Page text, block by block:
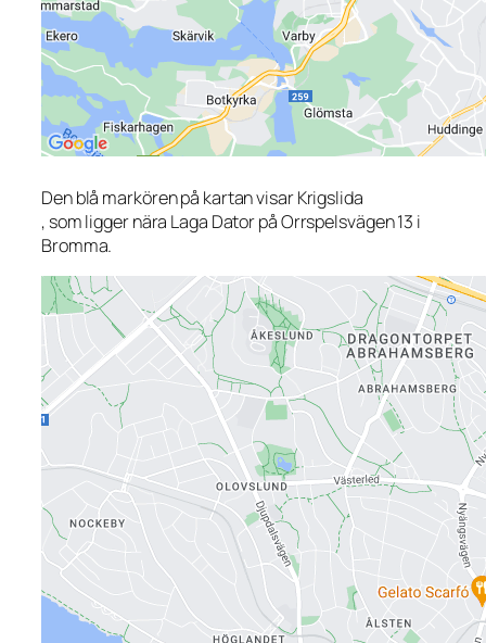
Den blå markören på kartan visar Krigslida
, som ligger nära Laga Dator på Orrspelsvägen 13 i
Bromma.